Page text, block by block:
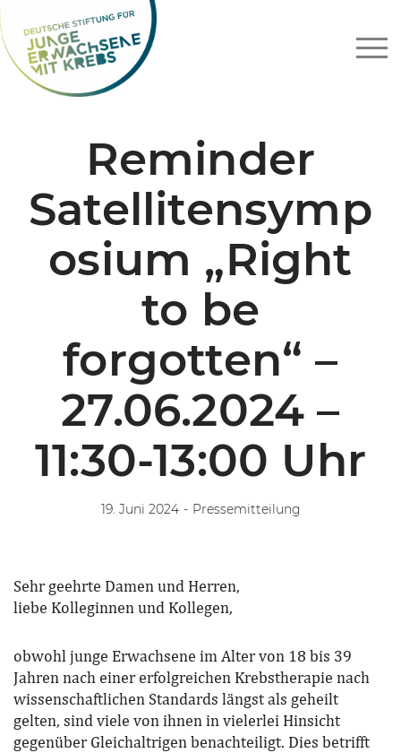
Zum
Inhalt
Reminder
Satellitensymp
osium „Right
to be
forgotten“ –
27.06.2024 –
11:30-13:00 Uhr
19. Juni 2024 - Pressemitteilung
Sehr geehrte Damen und Herren,
liebe Kolleginnen und Kollegen,
obwohl junge Erwachsene im Alter von 18 bis 39
Jahren nach einer erfolgreichen Krebstherapie nach
wissenschaftlichen Standards längst als geheilt
gelten, sind viele von ihnen in vielerlei Hinsicht
gegenüber Gleichaltrigen benachteiligt. Dies betrifft